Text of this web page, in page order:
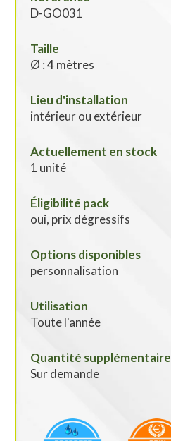
D-GO031
Taille
Ø : 4 mètres
Lieu d'installation
intérieur ou extérieur
Actuellement en stock
1 unité
Éligibilité pack
oui, prix dégressifs
Options disponibles
personnalisation
Utilisation
Toute l'année
Quantité supplémentaire
Sur demande